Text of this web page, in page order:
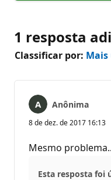
1 resposta
Classificar por:
Anônima
8 de dez. de 2017 16:13
Mesmo
Esta resposta foi